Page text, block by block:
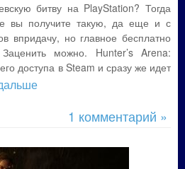
битву на PlayStation? Тогда
вы получите такую, да еще и с
впридачу, но главное бесплатно
можно. Hunter’s Arena:
доступа в Steam и сразу же идет
1 комментарий »